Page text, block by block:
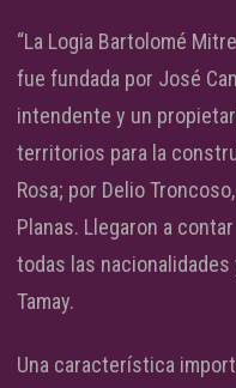
“La Logia Bartolomé
fue fundada por José
intendente y un
territorios para la
Rosa; por Delio
Planas. Llegaron a
todas las
Tamay.
Una característica